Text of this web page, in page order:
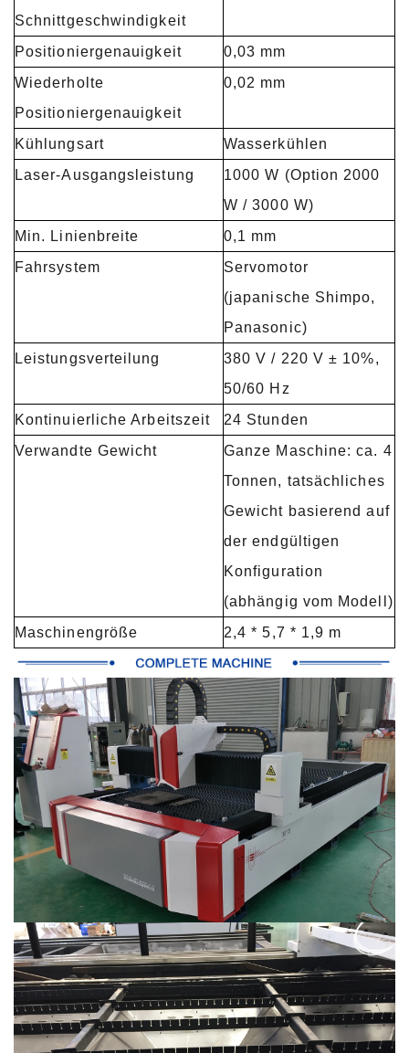
Schnittgeschwindigkeit
Positioniergenauigkeit
0,03 mm
Wiederholte
Positioniergenauigkeit
0,02 mm
Kühlungsart
Wasserkühlen
Laser-Ausgangsleistung
1000 W (Option 2000
W / 3000 W)
Min. Linienbreite
0,1 mm
Fahrsystem
Servomotor
(japanische Shimpo,
Panasonic)
Leistungsverteilung
380 V / 220 V ± 10%,
50/60 Hz
Kontinuierliche Arbeitszeit
24 Stunden
Verwandte Gewicht
Ganze Maschine: ca. 4
Tonnen, tatsächliches
Gewicht basierend auf
der endgültigen
Konfiguration
(abhängig vom Modell)
Maschinengröße
2,4 * 5,7 * 1,9 m